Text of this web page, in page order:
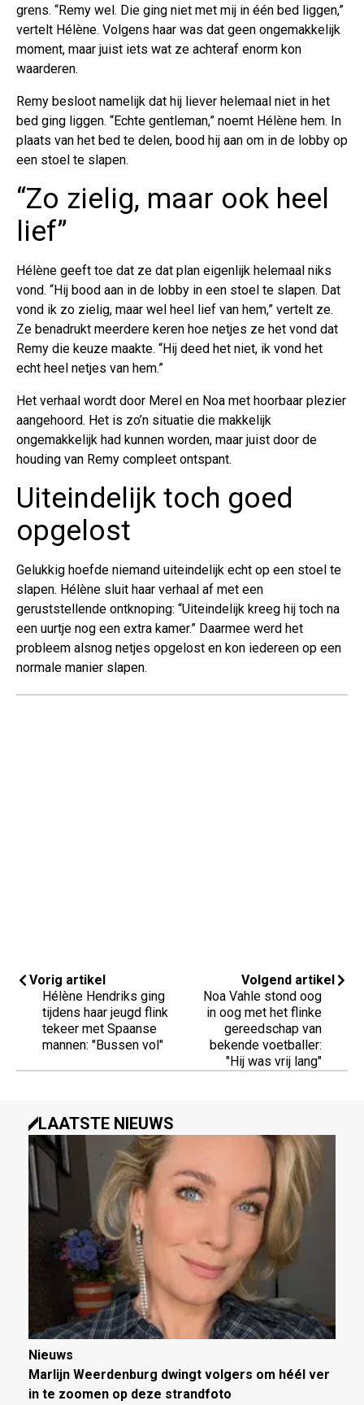
grens. “Remy wel. Die ging niet met mij in één bed liggen,”
vertelt Hélène. Volgens haar was dat geen ongemakkelijk
moment, maar juist iets wat ze achteraf enorm kon
waarderen.
Remy besloot namelijk dat hij liever helemaal niet in het
bed ging liggen. “Echte gentleman,” noemt Hélène hem. In
plaats van het bed te delen, bood hij aan om in de lobby op
een stoel te slapen.
“Zo zielig, maar ook heel
lief”
Hélène geeft toe dat ze dat plan eigenlijk helemaal niks
vond. “Hij bood aan in de lobby in een stoel te slapen. Dat
vond ik zo zielig, maar wel heel lief van hem,” vertelt ze.
Ze benadrukt meerdere keren hoe netjes ze het vond dat
Remy die keuze maakte. “Hij deed het niet, ik vond het
echt heel netjes van hem.”
Het verhaal wordt door Merel en Noa met hoorbaar plezier
aangehoord. Het is zo’n situatie die makkelijk
ongemakkelijk had kunnen worden, maar juist door de
houding van Remy compleet ontspant.
Uiteindelijk toch goed
opgelost
Gelukkig hoefde niemand uiteindelijk echt op een stoel te
slapen. Hélène sluit haar verhaal af met een
geruststellende ontknoping: “Uiteindelijk kreeg hij toch na
een uurtje nog een extra kamer.” Daarmee werd het
probleem alsnog netjes opgelost en kon iedereen op een
normale manier slapen.
Vorig artikel
Hélène Hendriks ging
tijdens haar jeugd flink
tekeer met Spaanse
mannen: "Bussen vol"
Volgend artikel
Noa Vahle stond oog
in oog met het flinke
gereedschap van
bekende voetballer:
"Hij was vrij lang"
LAATSTE NIEUWS
Nieuws
Marlijn Weerdenburg dwingt volgers om héél ver
in te zoomen op deze strandfoto